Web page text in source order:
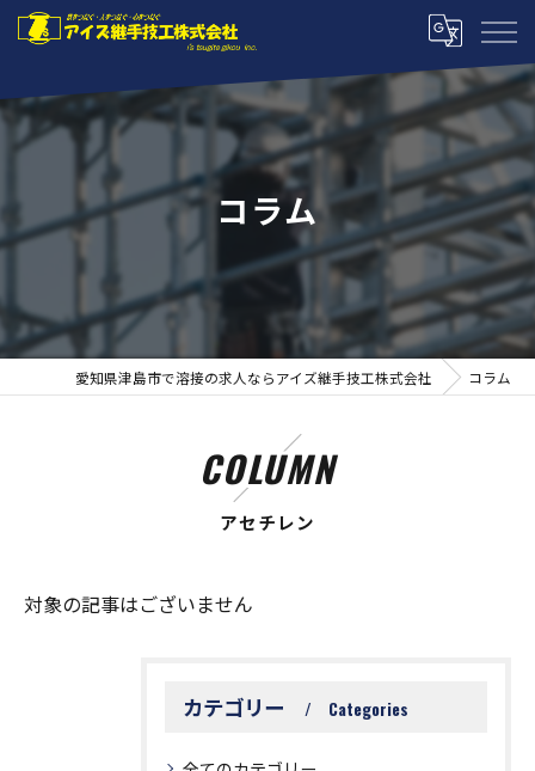
コラム
愛知県津島市で溶接の求人ならアイズ継手技工株式会社 コラム
COLUMN
アセチレン
対象の記事はございません
カテゴリー Categories